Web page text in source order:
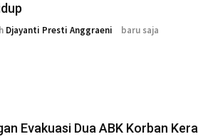
Djayanti Presti Anggraeni baru saja
Evakuasi Dua ABK Korban